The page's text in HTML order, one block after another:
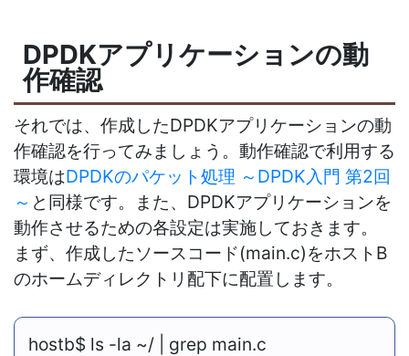
DPDKアプリケーションの動
作確認
それでは、作成したDPDKアプリケーションの動
作確認を行ってみましょう。動作確認で利用する
環境はDPDKのパケット処理 ～DPDK入門 第2回
～ と同様です。また、DPDKアプリケーションを
動作させるための各設定は実施しておきます。
まず、作成したソースコード(main.c)をホストB
のホームディレクトリ配下に配置します。
hostb$ ls -la ~/ | grep main.c